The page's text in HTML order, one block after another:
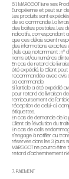
6.1. MARGGOT livre ses
Européenne et peut sur
Les produits sont
de sa commande. La
des boîtes postales. Les
indicatifs, correspondant
que ces délais soient
des informations exactes
(tels que, notamment : n°
noms et/ou numéros
En cas de retard de
été expédié, le Client
recommandée avec avis
sa commande.
Si l'article a été expédié
pour retard de livraison de
remboursement de
réception de celui-ci,
étiquettes.
En cas de demande de la
Client de l'évolution du
En cas de colis
s’engage à notifier au
réserves dans les 3 jours
MARGGOT ne pourra
retard d’acheminement
7. PAIEMENT